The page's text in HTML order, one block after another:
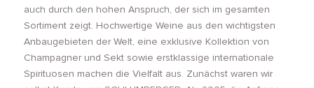
auch durch den hohen Anspruch, der sich im gesamten
Sortiment zeigt. Hochwertige Weine aus den wichtigsten
Anbaugebieten der Welt, eine exklusive Kollektion von
Champagner und Sekt sowie erstklassige internationale
Spirituosen machen die Vielfalt aus. Zunächst waren wir